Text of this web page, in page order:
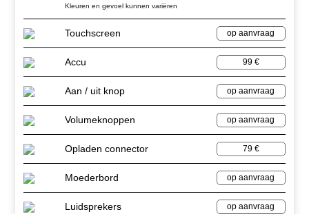
Kleuren en gevoel kunnen variëren
Touchscreen op aanvraag
Accu 99 €
Aan / uit knop op aanvraag
Volumeknoppen op aanvraag
Opladen connector 79 €
Moederbord op aanvraag
Luidsprekers op aanvraag